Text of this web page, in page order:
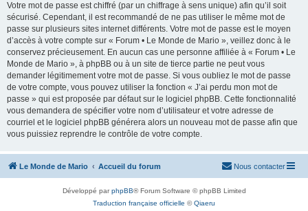
Votre mot de passe est chiffré (par un chiffrage à sens unique) afin qu’il soit
sécurisé. Cependant, il est recommandé de ne pas utiliser le même mot de
passe sur plusieurs sites internet différents. Votre mot de passe est le moyen
d’accès à votre compte sur « Forum • Le Monde de Mario », veillez donc à le
conservez précieusement. En aucun cas une personne affiliée à « Forum • Le
Monde de Mario », à phpBB ou à un site de tierce partie ne peut vous
demander légitimement votre mot de passe. Si vous oubliez le mot de passe
de votre compte, vous pouvez utiliser la fonction « J’ai perdu mon mot de
passe » qui est proposée par défaut sur le logiciel phpBB. Cette fonctionnalité
vous demandera de spécifier votre nom d’utilisateur et votre adresse de
courriel et le logiciel phpBB générera alors un nouveau mot de passe afin que
vous puissiez reprendre le contrôle de votre compte.
Le Monde de Mario Accueil du forum Nous contacter
Développé parphpBB® Forum Software © phpBB Limited
Traduction française officielle ©Qiaeru